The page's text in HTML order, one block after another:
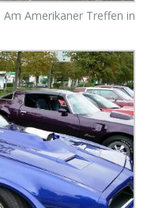
Amerikaner Treffen in